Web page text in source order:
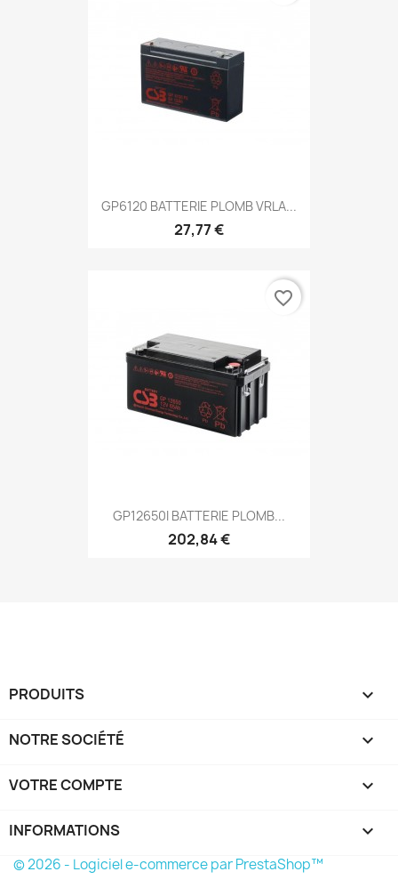
GP6120 BATTERIE PLOMB VRLA...
27,77 €
GP12650I BATTERIE PLOMB...
202,84 €
favorite_border
PRODUITS 
NOTRE SOCIÉTÉ 
VOTRE COMPTE 
INFORMATIONS keyboard_arrow_down
© 2026 - Logiciel e-commerce par PrestaShop™